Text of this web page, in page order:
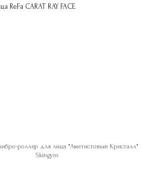
ReFa CARAT RAY FACE